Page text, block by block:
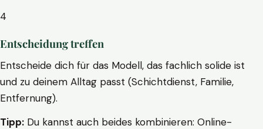
4
Entscheidung treffen
Entscheide dich für das Modell, das fachlich solide ist
und zu deinem Alltag passt (Schichtdienst, Familie,
Entfernung).
Tipp: Du kannst auch beides kombinieren: Online-